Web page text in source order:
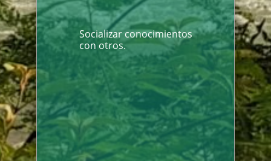
Socializar conocimientos
con otros.